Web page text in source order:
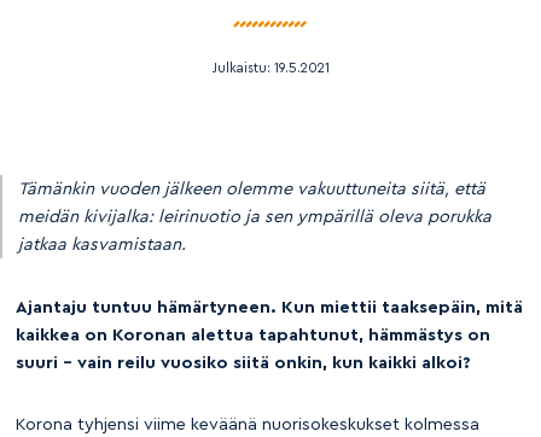
Julkaistu: 19.5.2021
Tämänkin vuoden jälkeen olemme vakuuttuneita siitä, että
meidän kivijalka: leirinuotio ja sen ympärillä oleva porukka
jatkaa kasvamistaan.
Ajantaju tuntuu hämärtyneen. Kun miettii taaksepäin, mitä
kaikkea on Koronan alettua tapahtunut, hämmästys on
suuri – vain reilu vuosiko siitä onkin, kun kaikki alkoi?
Korona tyhjensi viime keväänä nuorisokeskukset kolmessa